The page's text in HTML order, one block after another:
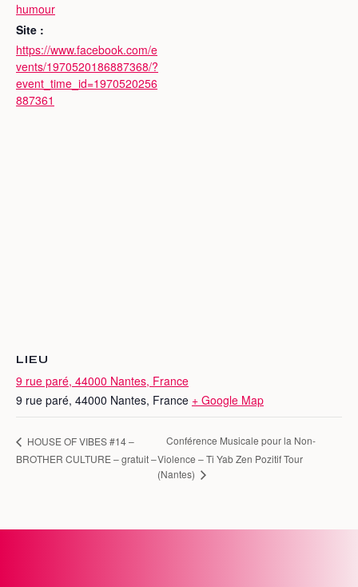
humour
Site :
https://www.facebook.com/e
vents/1970520186887368/?
event_time_id=1970520256
887361
LIEU
9 rue paré, 44000 Nantes, France
9 rue paré, 44000 Nantes, France + Google Map
HOUSE OF VIBES #14 –
BROTHER CULTURE – gratuit –
Conférence Musicale pour la Non-
Violence – Ti Yab Zen Pozitif Tour
(Nantes)